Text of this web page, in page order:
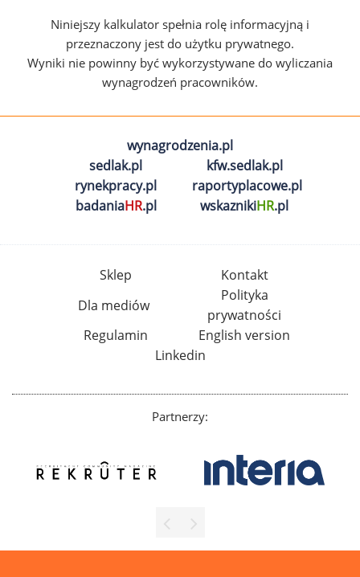
Niniejszy kalkulator spełnia rolę informacyjną i
przeznaczony jest do użytku prywatnego.
Wyniki nie powinny być wykorzystywane do wyliczania
wynagrodzeń pracowników.
wynagrodzenia.pl
sedlak.pl
kfw.sedlak.pl
rynekpracy.pl
raportyplacowe.pl
badaniaHR.pl wskaznikiHR.pl
Sklep
Kontakt
Dla mediów
Polityka
prywatności
Regulamin
English version
Linkedin
Partnerzy: